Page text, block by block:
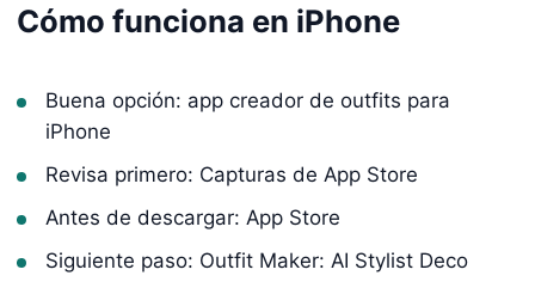
Cómo funciona en iPhone
Buena opción: app creador de outfits para
iPhone
Revisa primero: Capturas de App Store
Antes de descargar: App Store
Siguiente paso: Outfit Maker: AI Stylist Deco